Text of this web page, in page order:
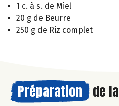
1 c. à s. de Miel
20 g de Beurre
250 g de Riz complet
Préparation de la